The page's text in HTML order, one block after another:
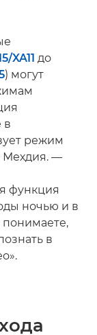
XA11 до
) могут
в
режим
Мехдия. —
функция
ночью и в
понимаете,
в